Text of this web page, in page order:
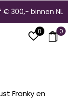
0 0
binnen NL
Franky en